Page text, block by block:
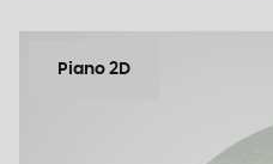
Piano 2D